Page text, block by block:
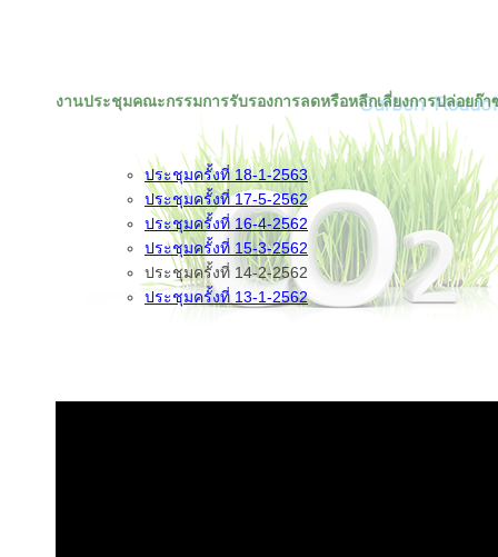
งานประชุมคณะกรรมการรับรองการลดหรือหลีกเลี่ยงการปล่อยก๊า
ประชุมครั้งที่ 18-1-2563
ประชุมครั้งที่ 17-5-2562
ประชุมครั้งที่ 16-4-2562
ประชุมครั้งที่ 15-3-2562
ประชุมครั้งที่ 14-2-2562
ประชุมครั้งที่ 13-1-2562